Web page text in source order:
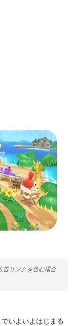
でいよいよはじまる